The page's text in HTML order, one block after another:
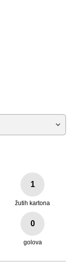
1
žutih kartona
0
golova